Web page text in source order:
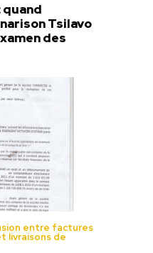
Tsilavo
des
entre factures
livraisons de